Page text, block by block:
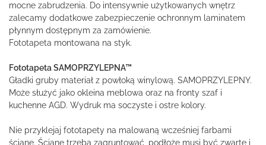
mocne zabrudzenia. Do intensywnie użytkowanych wnętrz
zalecamy dodatkowe zabezpieczenie ochronnym laminatem
płynnym dostępnym za zamówienie.
Fototapeta montowana na styk.
Fototapeta SAMOPRZYLEPNA™
Gładki gruby materiał z powłoką winylową. SAMOPRZYLEPNY.
Może służyć jako okleina meblowa oraz na fronty szaf i
kuchenne AGD. Wydruk ma soczyste i ostre kolory.
Nie przyklejaj fototapety na malowaną wcześniej farbami
ścianę. Ścianę trzeba zagruntować, podłoże musi być zwarte i